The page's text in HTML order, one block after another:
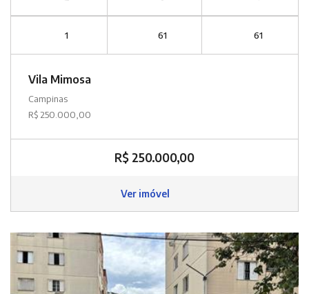
1 61 61
Vila Mimosa
Campinas
R$ 250.000,00
R$ 250.000,00
Ver imóvel